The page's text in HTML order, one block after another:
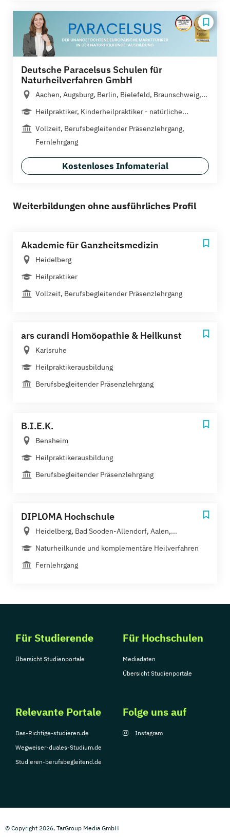
Deutsche Paracelsus Schulen für
Naturheilverfahren GmbH
Aachen, Augsburg, Berlin, Bielefeld, Braunschweig,...
Heilpraktiker, Kinderheilpraktiker - natürliche...
Vollzeit, Berufsbegleitender Präsenzlehrgang,
Fernlehrgang
Kostenloses Infomaterial
Weiterbildungen ohne ausführliches Profil
Akademie für Ganzheitsmedizin
Heidelberg
Heilpraktiker
Vollzeit, Berufsbegleitender Präsenzlehrgang
ars curandi Homöopathie & Heilkunst
Karlsruhe
Heilpraktikerausbildung
Berufsbegleitender Präsenzlehrgang
B.I.E.K.
Bensheim
Heilpraktikerausbildung
Berufsbegleitender Präsenzlehrgang
DIPLOMA Hochschule
Heidelberg, Bad Sooden-Allendorf, Aalen,...
Naturheilkunde und komplementäre Heilverfahren
Fernlehrgang
Für Studierende
Übersicht Studienportale
Für Hochschulen
Mediadaten
Übersicht Studienportale
Relevante Portale
Das-Richtige-studieren.de
Wegweiser-duales-Studium.de
Studieren-berufsbegleitend.de
Folge uns auf
Instagram
© Copyright 2026, TarGroup Media GmbH